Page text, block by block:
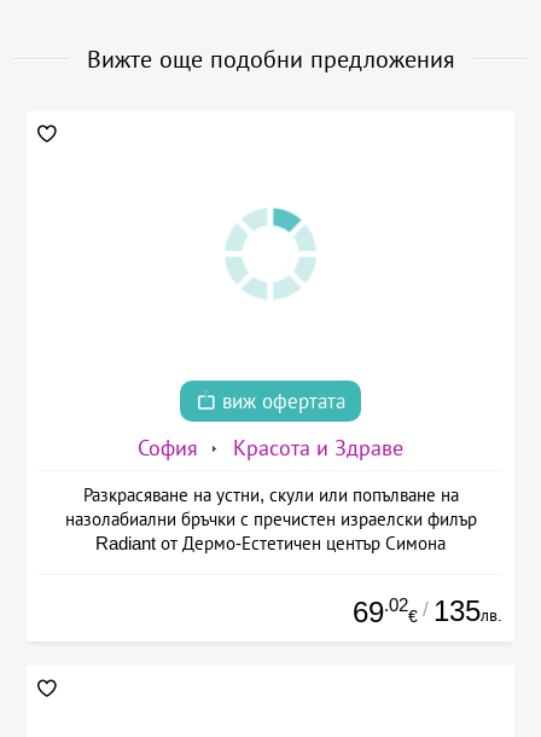
Вижте още подобни предложения
виж офертата
София Красота и Здраве
Разкрасяване на устни, скули или попълване на
назолабиални бръчки с пречистен израелски филър
Radiant от Дермо-Естетичен център Симона
69.02
€ / 135лв.